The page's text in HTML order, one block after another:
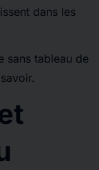
dans les
sans tableau de